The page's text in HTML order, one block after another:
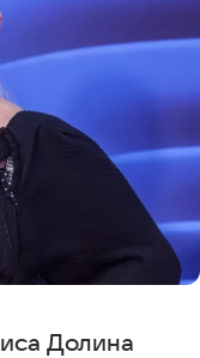
Долина